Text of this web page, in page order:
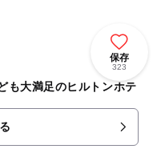
保存
323
も大満足のヒルトンホテ